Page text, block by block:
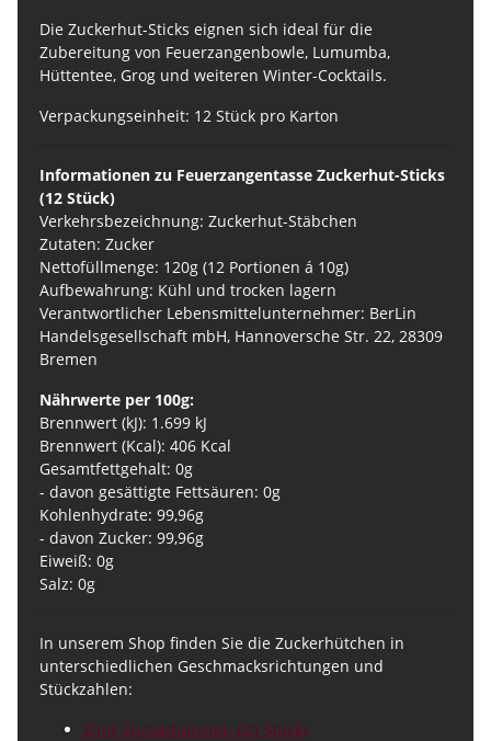
Die Zuckerhut-Sticks eignen sich ideal für die
Zubereitung von Feuerzangenbowle, Lumumba,
Hüttentee, Grog und weiteren Winter-Cocktails.
Verpackungseinheit: 12 Stück pro Karton
Informationen zu Feuerzangentasse Zuckerhut-Sticks
(12 Stück)
Verkehrsbezeichnung: Zuckerhut-Stäbchen
Zutaten: Zucker
Nettofüllmenge: 120g (12 Portionen á 10g)
Aufbewahrung: Kühl und trocken lagern
Verantwortlicher Lebensmittelunternehmer: BerLin
Handelsgesellschaft mbH, Hannoversche Str. 22, 28309
Bremen
Nährwerte per 100g:
Brennwert (kJ): 1.699 kJ
Brennwert (Kcal): 406 Kcal
Gesamtfettgehalt: 0g
- davon gesättigte Fettsäuren: 0g
Kohlenhydrate: 99,96g
- davon Zucker: 99,96g
Eiweiß: 0g
Salz: 0g
In unserem Shop finden Sie die Zuckerhütchen in
unterschiedlichen Geschmacksrichtungen und
Stückzahlen:
Zimt-Zuckerhütchen (20 Stück)